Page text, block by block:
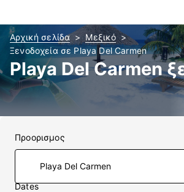
Αρχική σελίδα
Μεξικό
Ξενοδοχεία σε Playa Del Carmen
Playa Del Carmen
Προορισμος
Dates